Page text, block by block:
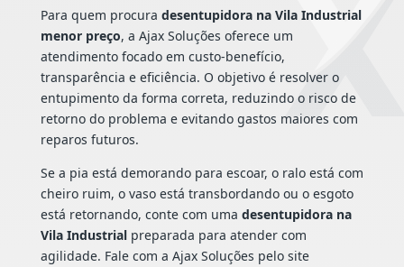
Para quem procura desentupidora na Vila Industrial
menor preço, a Ajax Soluções oferece um
atendimento focado em custo-benefício,
transparência e eficiência. O objetivo é resolver o
entupimento da forma correta, reduzindo o risco de
retorno do problema e evitando gastos maiores com
reparos futuros.
Se a pia está demorando para escoar, o ralo está com
cheiro ruim, o vaso está transbordando ou o esgoto
está retornando, conte com uma desentupidora na
Vila Industrialpreparada para atender com
agilidade. Fale com a Ajax Soluções pelo site